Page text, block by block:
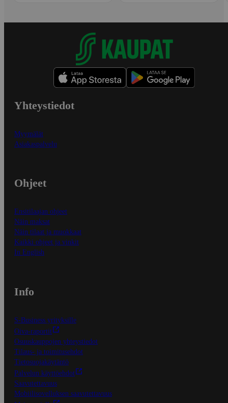
Yhteystiedot
Myymälät
Asiakaspalvelu
Ohjeet
Ensitilaajan ohjeet
Näin maksat
Näin tilaat ja muokkaat
Kaikki ohjeet ja vinkit
In English
Info
S-Business yrityksille
Oiva-raportit
Osuuskauppojen yhteystiedot
Tilaus- ja toimitusehdot
Tietosuojakäytäntö
Palvelun käyttöehdot
Saavutettavuus
Mobiilisovelluksen saavutettavuus